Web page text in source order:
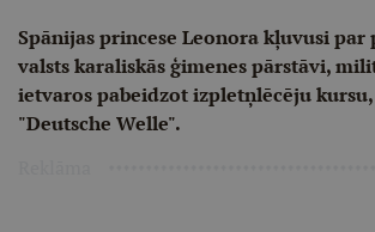
Spānijas princese Leonora kļuvusi par
valsts karaliskās ģimenes pārstāvi,
ietvaros pabeidzot izpletņlēcēju
"Deutsche Welle".